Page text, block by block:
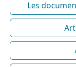
Les